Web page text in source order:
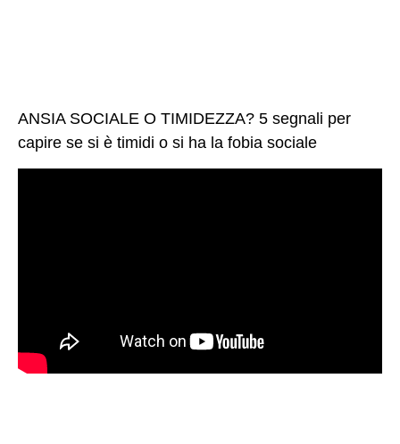
ANSIA SOCIALE O TIMIDEZZA? 5 segnali per
capire se si è timidi o si ha la fobia sociale